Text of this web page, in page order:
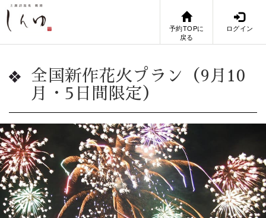
予約TOPに
戻る
ログイン
全国新作花火プラン（9月10
月・5日間限定）